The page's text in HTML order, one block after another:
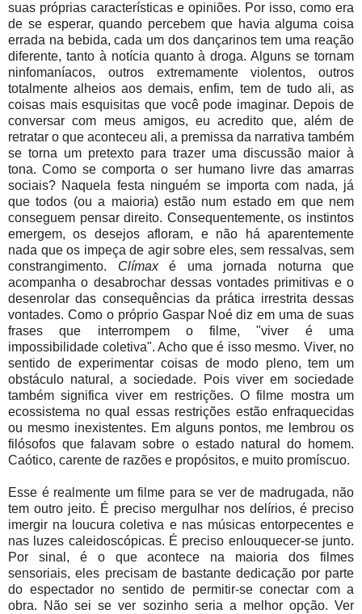
suas próprias características e opiniões. Por isso, como era
de se esperar, quando percebem que havia alguma coisa
errada na bebida, cada um dos dançarinos tem uma reação
diferente, tanto à notícia quanto à droga. Alguns se tornam
ninfomaníacos, outros extremamente violentos, outros
totalmente alheios aos demais, enfim, tem de tudo ali, as
coisas mais esquisitas que você pode imaginar. Depois de
conversar com meus amigos, eu acredito que, além de
retratar o que aconteceu ali, a premissa da narrativa também
se torna um pretexto para trazer uma discussão maior à
tona. Como se comporta o ser humano livre das amarras
sociais? Naquela festa ninguém se importa com nada, já
que todos (ou a maioria) estão num estado em que nem
conseguem pensar direito. Consequentemente, os instintos
emergem, os desejos afloram, e não há aparentemente
nada que os impeça de agir sobre eles, sem ressalvas, sem
constrangimento. Clímaxé uma jornada noturna que
acompanha o desabrochar dessas vontades primitivas e o
desenrolar das consequências da prática irrestrita dessas
vontades. Como o próprio Gaspar Noé diz em uma de suas
frases que interrompem o filme, "viver é uma
impossibilidade coletiva". Acho que é isso mesmo. Viver, no
sentido de experimentar coisas de modo pleno, tem um
obstáculo natural, a sociedade. Pois viver em sociedade
também significa viver em restrições. O filme mostra um
ecossistema no qual essas restrições estão enfraquecidas
ou mesmo inexistentes. Em alguns pontos, me lembrou os
filósofos que falavam sobre o estado natural do homem.
Caótico, carente de razões e propósitos, e muito promíscuo.
Esse é realmente um filme para se ver de madrugada, não
tem outro jeito. É preciso mergulhar nos delírios, é preciso
imergir na loucura coletiva e nas músicas entorpecentes e
nas luzes caleidoscópicas. É preciso enlouquecer-se junto.
Por sinal, é o que acontece na maioria dos filmes
sensoriais, eles precisam de bastante dedicação por parte
do espectador no sentido de permitir-se conectar com a
obra. Não sei se ver sozinho seria a melhor opção. Ver